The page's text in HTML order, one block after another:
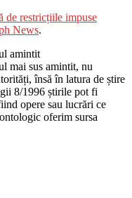
de restricțiile impuse
News.
amintit
mai sus amintit, nu
însă în latura de știre
8/1996 știrile pot fi
opere sau lucrări ce
oferim sursa